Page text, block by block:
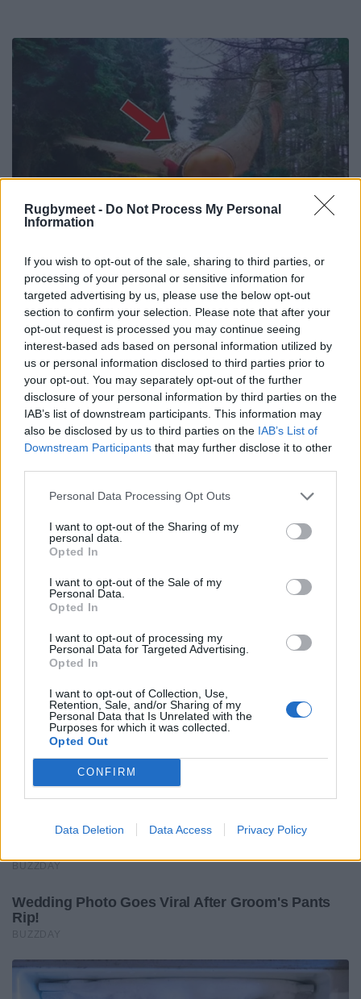
Rugbymeet - Do Not Process My Personal
Information
If you wish to opt-out of the sale, sharing to third parties, or
processing of your personal or sensitive information for
targeted advertising by us, please use the below opt-out
section to confirm your selection. Please note that after your
opt-out request is processed you may continue seeing
interest-based ads based on personal information utilized by
us or personal information disclosed to third parties prior to
your opt-out. You may separately opt-out of the further
disclosure of your personal information by third parties on the
IAB’s list of downstream participants. This information may
also be disclosed by us to third parties on the IAB’s List of
Downstream Participants that may further disclose it to other
Personal Data Processing Opt Outs
I want to opt-out of the Sharing of my
personal data.
Opted In
I want to opt-out of the Sale of my
Personal Data.
Opted In
I want to opt-out of processing my
Personal Data for Targeted Advertising.
Opted In
I want to opt-out of Collection, Use,
Retention, Sale, and/or Sharing of my
Personal Data that Is Unrelated with the
Purposes for which it was collected.
Opted Out
CONFIRM
Data Deletion Data Access Privacy Policy